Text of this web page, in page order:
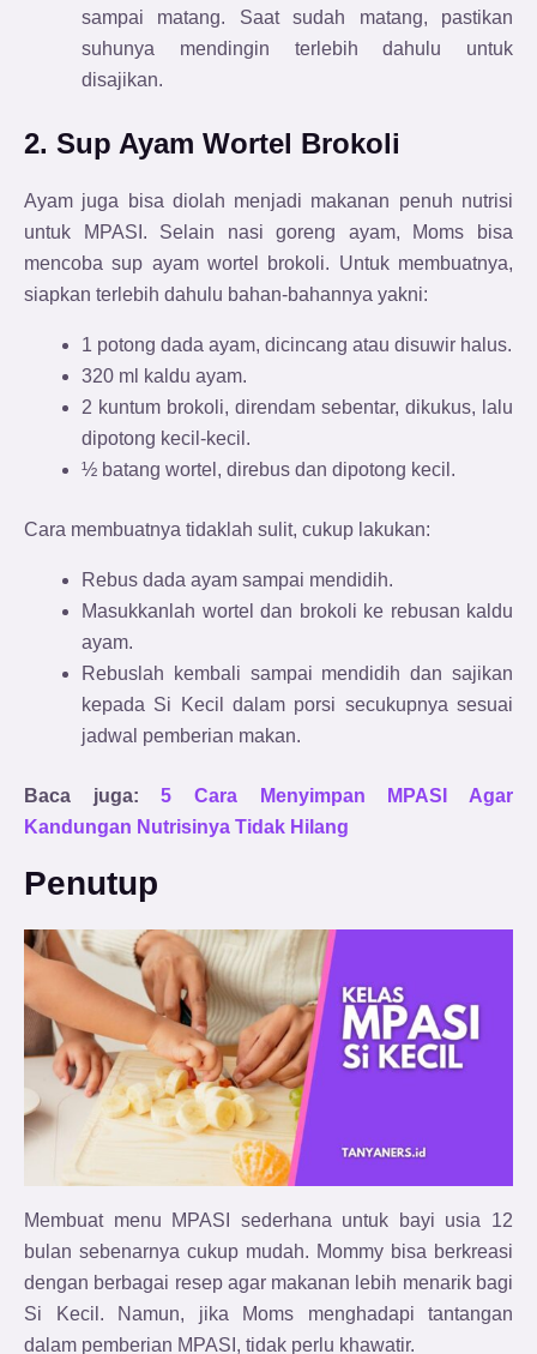
sampai matang. Saat sudah matang, pastikan
suhunya mendingin terlebih dahulu untuk
disajikan.
2. Sup Ayam Wortel Brokoli
Ayam juga bisa diolah menjadi makanan penuh nutrisi
untuk MPASI. Selain nasi goreng ayam, Moms bisa
mencoba sup ayam wortel brokoli. Untuk membuatnya,
siapkan terlebih dahulu bahan-bahannya yakni:
1 potong dada ayam, dicincang atau disuwir halus.
320 ml kaldu ayam.
2 kuntum brokoli, direndam sebentar, dikukus, lalu
dipotong kecil-kecil.
½ batang wortel, direbus dan dipotong kecil.
Cara membuatnya tidaklah sulit, cukup lakukan:
Rebus dada ayam sampai mendidih.
Masukkanlah wortel dan brokoli ke rebusan kaldu
ayam.
Rebuslah kembali sampai mendidih dan sajikan
kepada Si Kecil dalam porsi secukupnya sesuai
jadwal pemberian makan.
Baca juga:5 Cara Menyimpan MPASI Agar
Kandungan Nutrisinya Tidak Hilang
Penutup
Membuat menu MPASI sederhana untuk bayi usia 12
bulan sebenarnya cukup mudah. Mommy bisa berkreasi
dengan berbagai resep agar makanan lebih menarik bagi
Si Kecil. Namun, jika Moms menghadapi tantangan
dalam pemberian MPASI, tidak perlu khawatir.